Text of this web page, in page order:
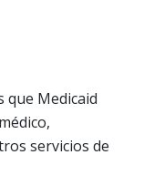
que Medicaid
servicios de